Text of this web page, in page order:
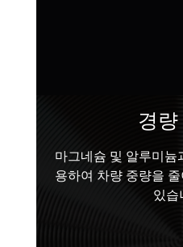
경
마그네슘 및 알루미
용하여 차량 중량을
있습